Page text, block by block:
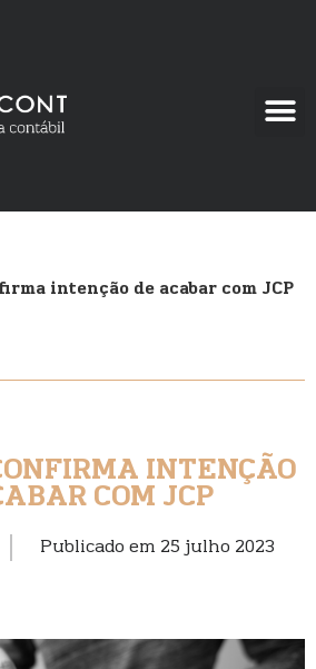
intenção de acabar com JCP
INTENÇÃO
COM JCP
Publicado em 25 julho 2023